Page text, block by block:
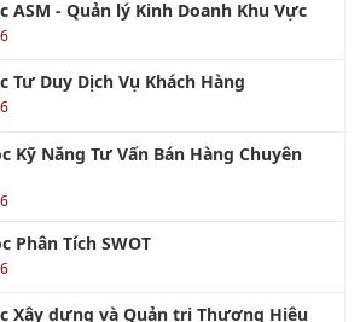
ASM - Quản lý Kinh Doanh Khu Vực
Tư Duy Dịch Vụ Khách Hàng
Kỹ Năng Tư Vấn Bán Hàng Chuyên
Phân Tích SWOT
Xây dựng và Quản trị Thương Hiệu